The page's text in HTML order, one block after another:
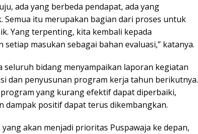
ada yang berbeda pendapat, ada yang
itu merupakan bagian dari proses untuk
Yang terpenting, kita kembali kepada
masukan sebagai bahan evaluasi,” katanya.
seluruh bidang menyampaikan laporan kegiatan
dan penyusunan program kerja tahun berikutnya.
yang kurang efektif dapat diperbaiki,
dampak positif dapat terus dikembangkan.
akan menjadi prioritas Puspawaja ke depan,